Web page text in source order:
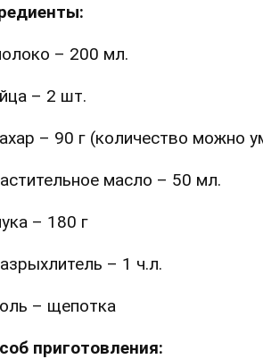
– 200 мл.
– 2 шт.
– 90 г (количество можно
масло – 50 мл.
– 180 г
– 1 ч.л.
– щепотка
приготовления: